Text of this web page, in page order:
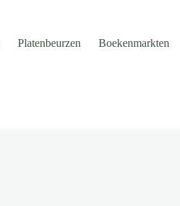
Platenbeurzen Boekenmarkten